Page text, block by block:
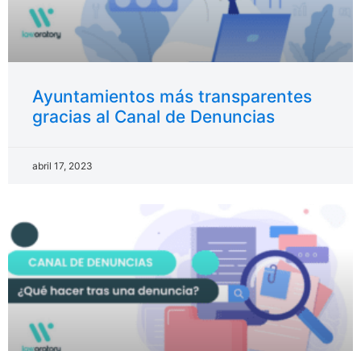
Ayuntamientos más transparentes
gracias al Canal de Denuncias
abril 17, 2023